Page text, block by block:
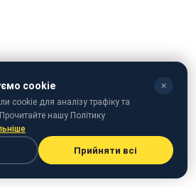
cookie ✕
cookie для аналізу трафіку та
Прочитайте нашу Політику
Прийняти всі